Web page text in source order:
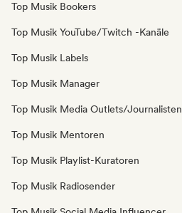
Top Musik Bookers
Top Musik YouTube/Twitch -Kanäle
Top Musik Labels
Top Musik Manager
Top Musik Media Outlets/Journalisten
Top Musik Mentoren
Top Musik Playlist-Kuratoren
Top Musik Radiosender